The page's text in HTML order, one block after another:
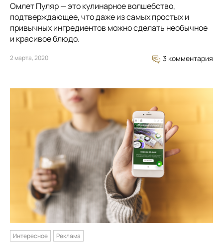
Омлет Пуляр — это кулинарное волшебство,
подтверждающее, что даже из самых простых и
привычных ингредиентов можно сделать необычное
и красивое блюдо.
2 марта, 2020 3 комментария
Интересное Реклама